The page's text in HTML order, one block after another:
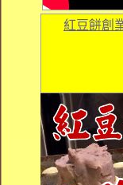
紅豆餅創